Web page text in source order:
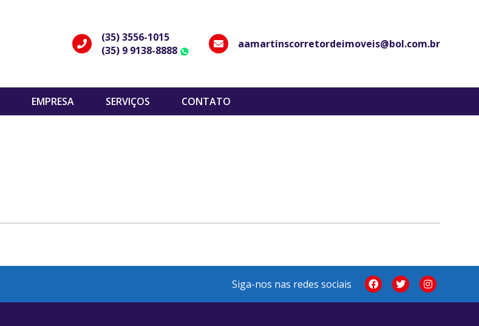
(35) 3556-1015
(35) 9 9138-8888
WhatsApp
aamartinscorretordeimoveis@bol.com.br
EMPRESA SERVIÇOS CONTATO
Siga-nos nas redes sociais